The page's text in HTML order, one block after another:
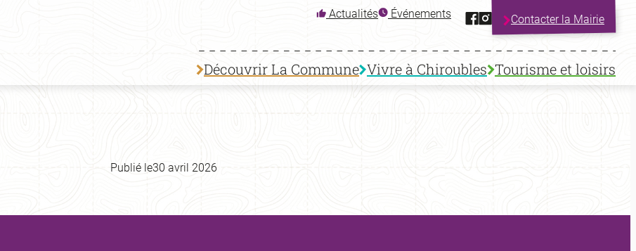
Actualités Événements Facebook
Instagram
Contacter la Mairie
Découvrir La Commune Vivre à Chiroubles Tourisme et loisirs
Publié le30 avril 2026